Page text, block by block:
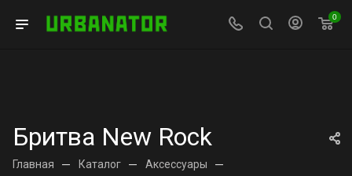
0
Бритва New Rock
Главная — Каталог — Аксессуары —